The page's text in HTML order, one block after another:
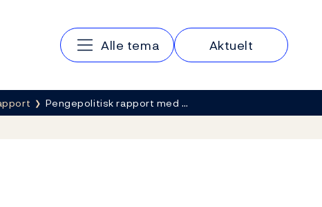
Hovedmeny
Alle tema Aktuelt
Pengepolitisk rapport med …